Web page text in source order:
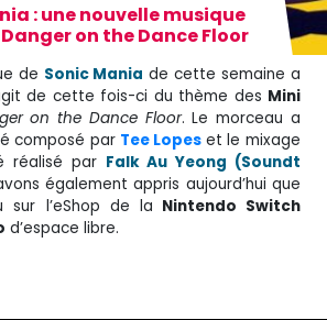
: une nouvelle musique
on the Dance Floor
de Sonic Mania de cette semaine a
de cette fois-ci du thème des Mini
on the Dance Floor.Le morceau a
composé par Tee Lopes et le mixage
réalisé par Falk Au Yeong (Soundt
également appris aujourd’hui que
sur l’eShop de la Nintendo Switch
d’espace libre.